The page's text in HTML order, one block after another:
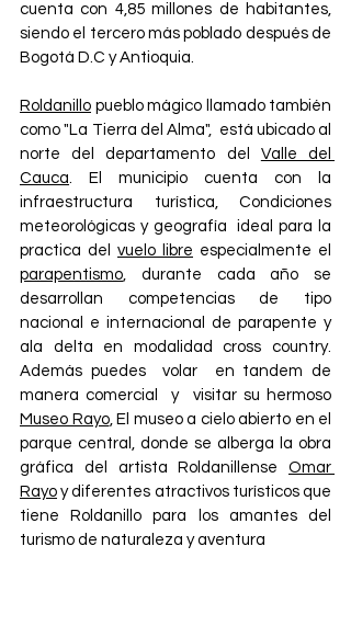
cuenta con 4,85 millones de habitantes,
siendo el tercero más poblado después de
Bogotá D.C y Antioquia.
Roldanillo pueblo mágico llamado también
como "La Tierra del Alma",  está ubicado al
norte del departamento del Valle del
Cauca. El municipio cuenta con la
infraestructura turística, Condiciones
meteorológicas y geografía  ideal para la
practica del vuelo libre
parapentismo, durante cada año se
desarrollan competencias de tipo
nacional e internacional de parapente y
ala delta en modalidad cross country.
Además puedes  volar  en tandem de
Museo Rayo, El museo a cielo abierto en el
parque central, donde se alberga la obra
gráfica del artista Roldanillense Omar
Rayo y diferentes atractivos turísticos que
tiene Roldanillo para los amantes del
turismo de naturaleza y aventura